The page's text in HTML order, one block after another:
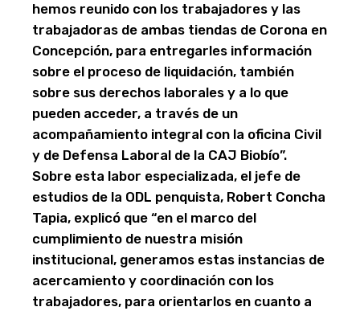
hemos reunido con los trabajadores y las
trabajadoras de ambas tiendas de Corona en
Concepción, para entregarles información
sobre el proceso de liquidación, también
sobre sus derechos laborales y a lo que
pueden acceder, a través de un
acompañamiento integral con la oficina Civil
y de Defensa Laboral de la CAJ Biobío”.
Sobre esta labor especializada, el jefe de
estudios de la ODL penquista, Robert Concha
Tapia, explicó que “en el marco del
cumplimiento de nuestra misión
institucional, generamos estas instancias de
acercamiento y coordinación con los
trabajadores, para orientarlos en cuanto a